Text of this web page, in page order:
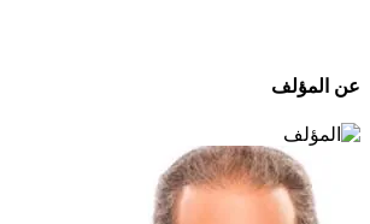
عن المؤلف